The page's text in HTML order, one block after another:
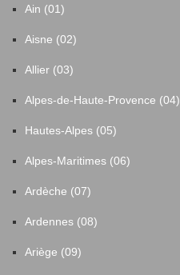
Ain (01)
Aisne (02)
Allier (03)
Alpes-de-Haute-Provence (04)
Hautes-Alpes (05)
Alpes-Maritimes (06)
Ardèche (07)
Ardennes (08)
Ariège (09)